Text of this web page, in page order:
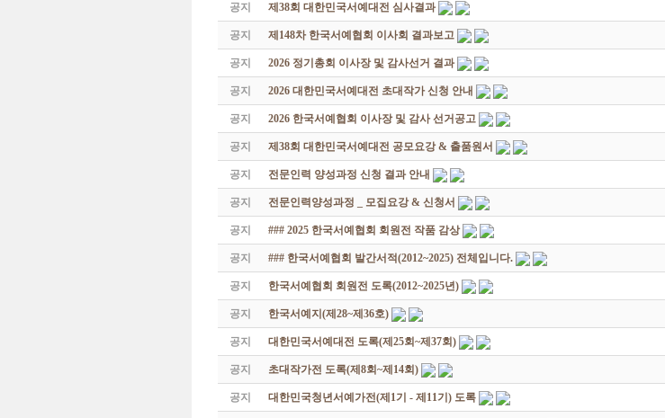
공지 제38회 대한민국서예대전 심사결과
공지 제148차 한국서예협회 이사회 결과보고
공지 2026 정기총회 이사장 및 감사선거 결과
공지 2026 대한민국서예대전 초대작가 신청 안내
공지 2026 한국서예협회 이사장 및 감사 선거공고
공지 제38회 대한민국서예대전 공모요강 & 출품원서
공지 전문인력 양성과정 신청 결과 안내
공지 전문인력양성과정 _ 모집요강 & 신청서
공지 ### 2025 한국서예협회 회원전 작품 감상
공지 ### 한국서예협회 발간서적(2012~2025) 전체입니다.
공지 한국서예협회 회원전 도록(2012~2025년)
공지 한국서예지(제28~제36호)
공지 대한민국서예대전 도록(제25회~제37회)
공지 초대작가전 도록(제8회~제14회)
공지 대한민국청년서예가전(제1기 - 제11기) 도록